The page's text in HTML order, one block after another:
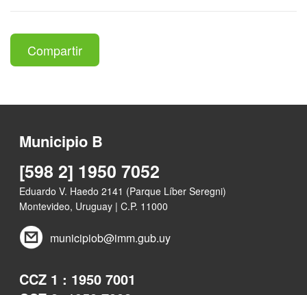
Compartir
Municipio B
[598 2] 1950 7052
Eduardo V. Haedo 2141 (Parque Líber Seregni)
Montevideo, Uruguay | C.P. 11000
municipiob@imm.gub.uy
CCZ 1 : 1950 7001